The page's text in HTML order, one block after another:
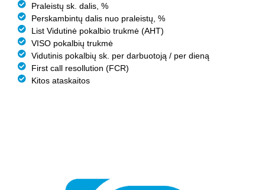
Praleistų sk. dalis, %
Perskambintų dalis nuo praleistų, %
List Vidutinė pokalbio trukmė (AHT)
VISO pokalbių trukmė
Vidutinis pokalbių sk. per darbuotoją / per dieną
First call resollution (FCR)
Kitos ataskaitos